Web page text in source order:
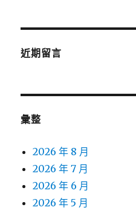
近期留言
彙整
2026 年 8 月
2026 年 7 月
2026 年 6 月
2026 年 5 月